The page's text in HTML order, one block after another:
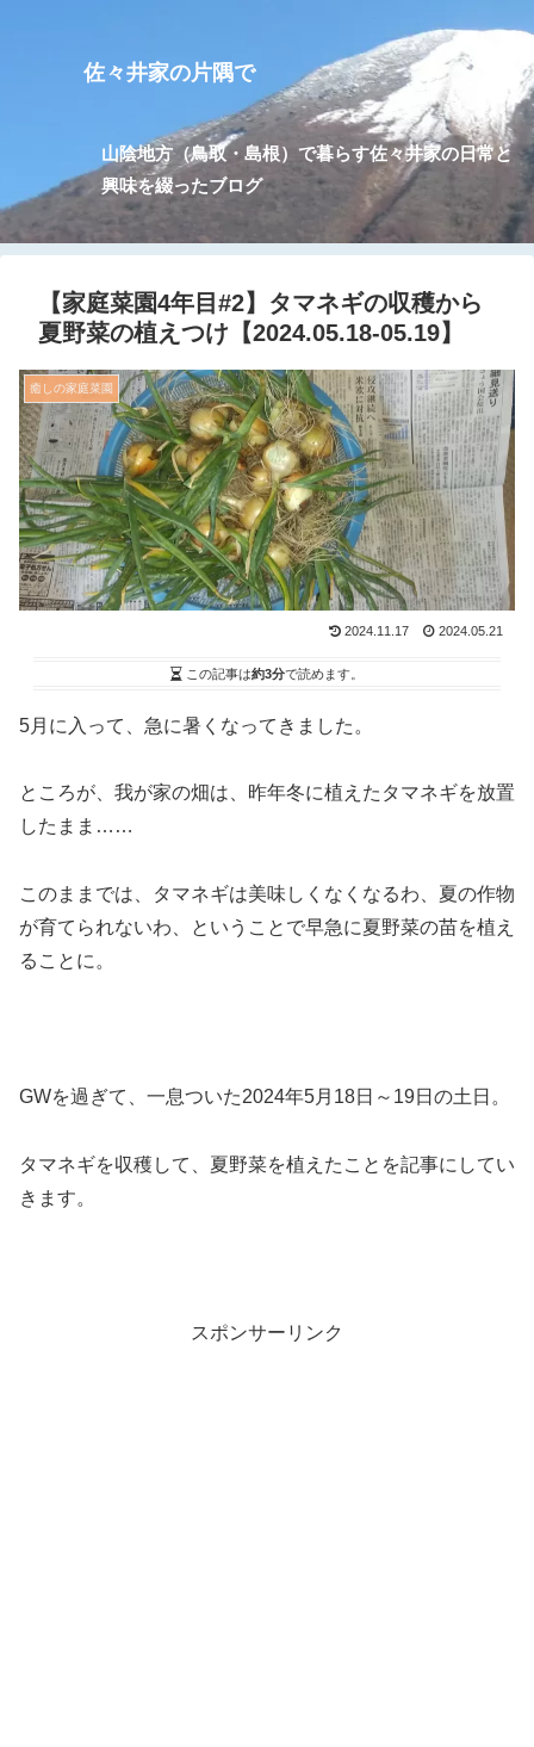
佐々井家の片隅で
山陰地方（鳥取・島根）で暮らす佐々井家の日常と
興味を綴ったブログ
【家庭菜園4年目#2】タマネギの収穫から
夏野菜の植えつけ【2024.05.18-05.19】
癒しの家庭菜園
2024.11.17 2024.05.21
この記事は約3分で読めます。
5月に入って、急に暑くなってきました。
ところが、我が家の畑は、昨年冬に植えたタマネギを放置
したまま……
このままでは、タマネギは美味しくなくなるわ、夏の作物
が育てられないわ、ということで早急に夏野菜の苗を植え
ることに。
GWを過ぎて、一息ついた2024年5月18日～19日の土日。
タマネギを収穫して、夏野菜を植えたことを記事にしてい
きます。
スポンサーリンク